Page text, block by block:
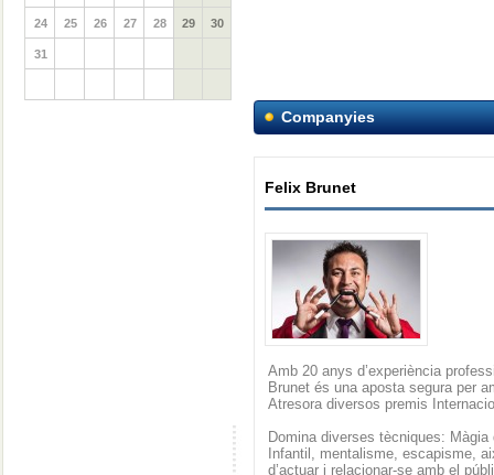
24 25 26 27 28 29 30
31
Companyies
Felix Brunet
Amb 20 anys d’experiència
Brunet és una aposta segura per
Atresora diversos premis
Domina diverses tècniques:
Infantil, mentalisme, escapisme,
d’actuar i relacionar-se amb el